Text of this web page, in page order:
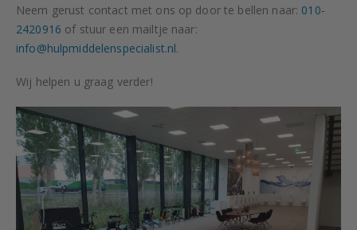
Neem gerust contact met ons op door te bellen naar: 010-
2420916 of stuur een mailtje naar:
info@hulpmiddelenspecialist.nl.
Wij helpen u graag verder!